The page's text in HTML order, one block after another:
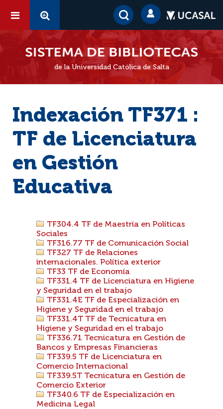
de la Universidad Católica de Salta
Indexación TF371 :
TF de Licenciatura
en Gestión
Educativa
TF304.4 TF de Maestría en Políticas
Sociales
TF316.77 TF de Comunicación Social
TF327 TF de Relaciones
internacionales. Política exterior
TF33 TF de Economía
TF331.4 TF de Licenciatura en Higiene
y Seguridad en el trabajo
TF331.4E TF de Especialización en
Higiene y Seguridad en el trabajo
TF331.4T TF de Tecnicatura en
Higiene y Seguridad en el trabajo
TF336.71 Tecnicatura en Gestión de
Bancos y Empresas Financieras
TF339.5 TF de Licenciatura en
Comercio Internacional
TF339.5T Tecnicatura en Gestión de
Comercio Exterior
TF340.6 TF de Especialización en
Medicina Legal